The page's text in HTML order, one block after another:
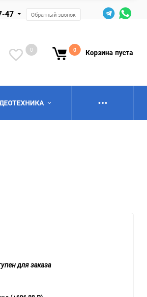
47 Обратный звонок
0 0 Корзина пуста
для заказа